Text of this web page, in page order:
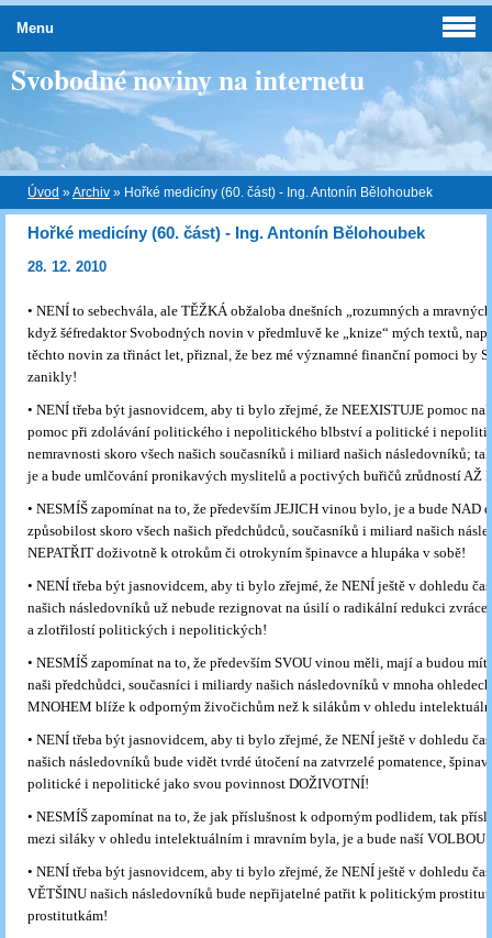
Svobodné noviny na internetu
Úvod »Archiv » Hořké medicíny (60. část) - Ing. Antonín Bělohoubek
Hořké medicíny (60. část) - Ing. Antonín Bělohoubek
28. 12. 2010
• NENÍ to sebechvála, ale TĚŽKÁ obžaloba dnešních „rozumných a
když šéfredaktor Svobodných novin v předmluvě ke „knize“ mých textů,
těchto novin za třináct let, přiznal, že bez mé významné finanční pomoci by
zanikly!
• NENÍ třeba být jasnovidcem, aby ti bylo zřejmé, že NEEXISTUJE pomoc
pomoc při zdolávání politického i nepolitického blbství a politické i
nemravnosti skoro všech našich současníků i miliard našich následovníků;
je a bude umlčování pronikavých myslitelů a poctivých buřičů zrůdností AŽ
• NESMÍŠ zapomínat na to, že především JEJICH vinou bylo, je a bude NAD
způsobilost skoro všech našich předchůdců, současníků i miliard našich
NEPATŘIT doživotně k otrokům či otrokyním špinavce a hlupáka v sobě!
• NENÍ třeba být jasnovidcem, aby ti bylo zřejmé, že NENÍ ještě v dohledu
našich následovníků už nebude rezignovat na úsilí o radikální redukci
a zlotřilostí politických i nepolitických!
• NESMÍŠ zapomínat na to, že především SVOU vinou měli, mají a budou
naši předchůdci, současníci i miliardy našich následovníků v mnoha
MNOHEM blíže k odporným živočichům než k silákům v ohledu
• NENÍ třeba být jasnovidcem, aby ti bylo zřejmé, že NENÍ ještě v dohledu
našich následovníků bude vidět tvrdé útočení na zatvrzelé pomatence,
politické i nepolitické jako svou povinnost DOŽIVOTNÍ!
• NESMÍŠ zapomínat na to, že jak příslušnost k odporným podlidem, tak
mezi siláky v ohledu intelektuálním i mravním byla, je a bude naší VOLBOU!
• NENÍ třeba být jasnovidcem, aby ti bylo zřejmé, že NENÍ ještě v dohledu
VĚTŠINU našich následovníků bude nepřijatelné patřit k politickým
prostitutkám!
Menu